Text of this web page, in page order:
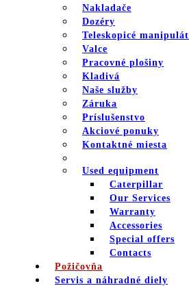
Nakladače
Dozéry
Teleskopicé
Valce
Pracovné plošiny
Kladivá
Naše služby
Záruka
Príslušenstvo
Akciové ponuky
Kontaktné miesta
Used equipment
Caterpillar
Our Services
Warranty
Accessories
Special offers
Contacts
Požičovňa
Servis a náhradné diely